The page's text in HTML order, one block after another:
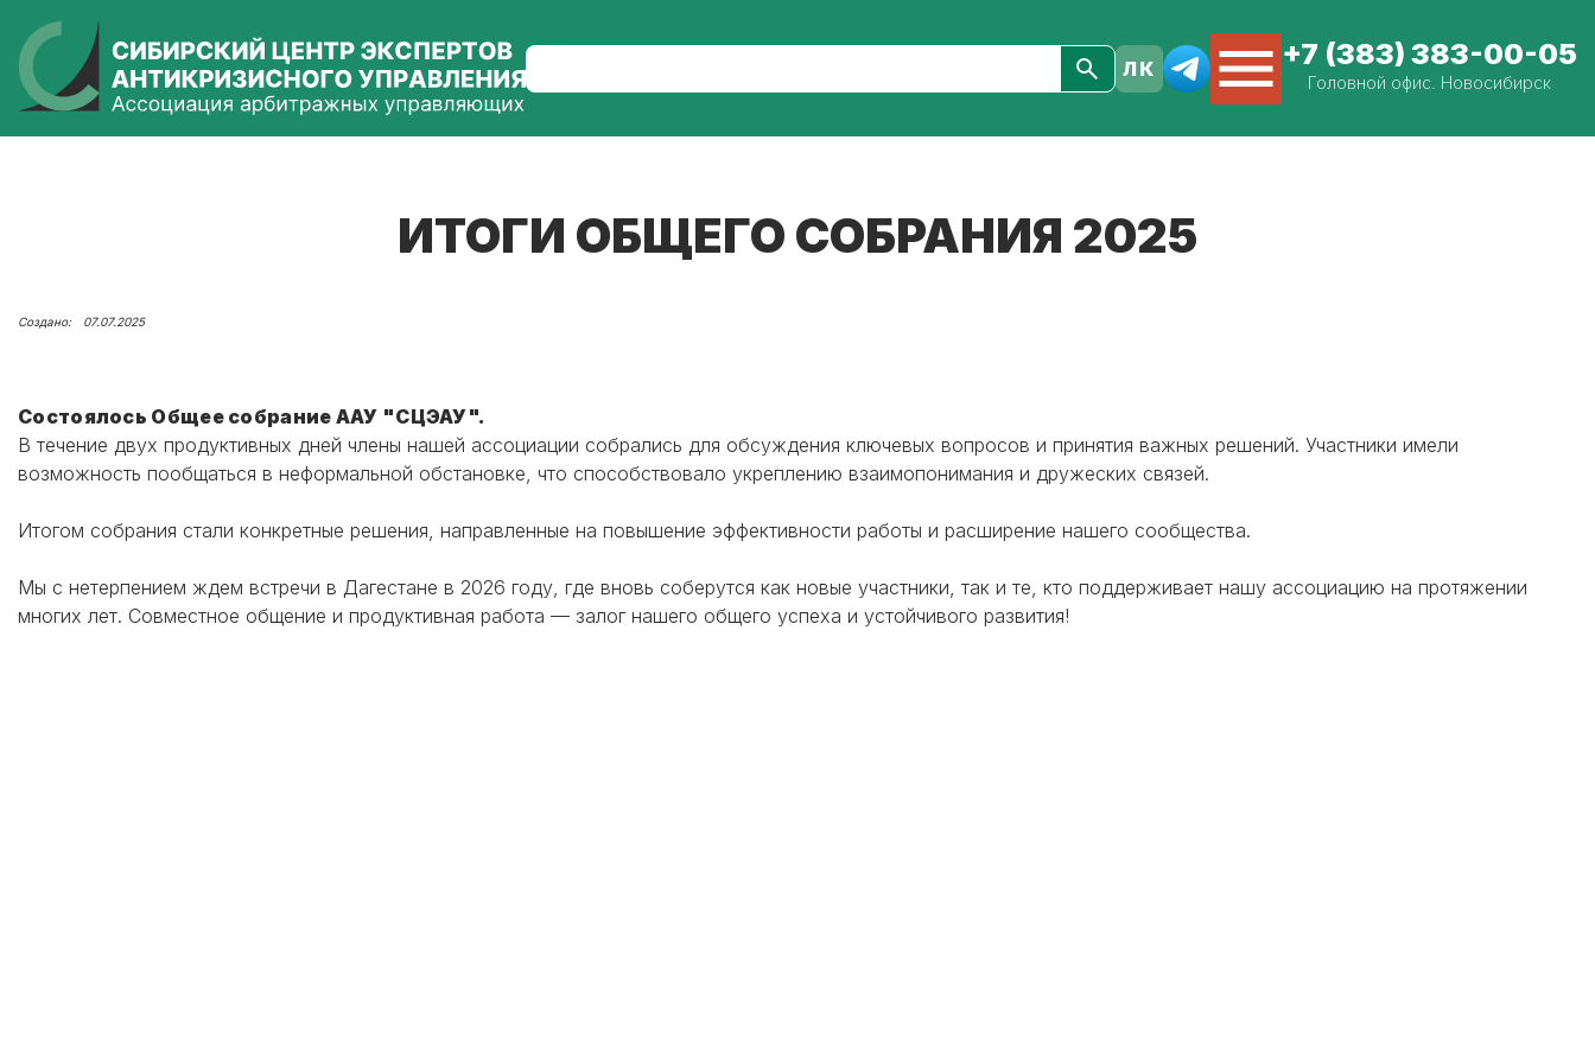
+7 (383) 383-00-05
Головной офис. Новосибирск
ИТОГИ ОБЩЕГО СОБРАНИЯ 2025
07.07.2025
Состоялось Общее собрание ААУ "СЦЭАУ".
В течение двух продуктивных дней члены нашей ассоциации собрались для обсуждения ключевых вопросов и принятия важных решений. Участники имели
возможность пообщаться в неформальной обстановке, что способствовало укреплению взаимопонимания и дружеских связей.
Итогом собрания стали конкретные решения, направленные на повышение эффективности работы и расширение нашего сообщества.
Мы с нетерпением ждем встречи в Дагестане в 2026 году, где вновь соберутся как новые участники, так и те, кто поддерживает нашу ассоциацию на протяжении
многих лет. Совместное общение и продуктивная работа — залог нашего общего успеха и устойчивого развития!